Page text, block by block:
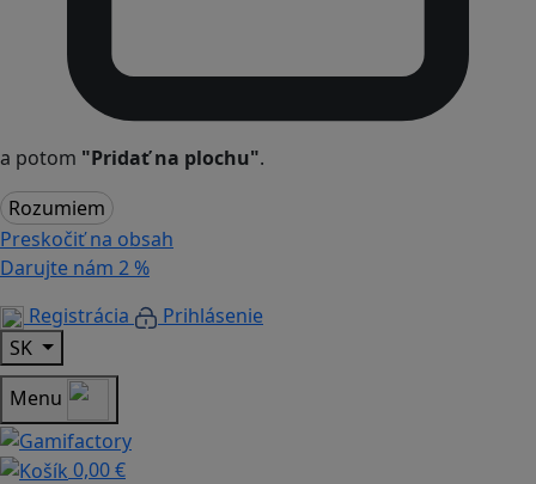
a potom "Pridať na plochu".
Rozumiem
Preskočiť na obsah
Darujte nám 2 %
Registrácia
Prihlásenie
SK
Menu
0,00 €